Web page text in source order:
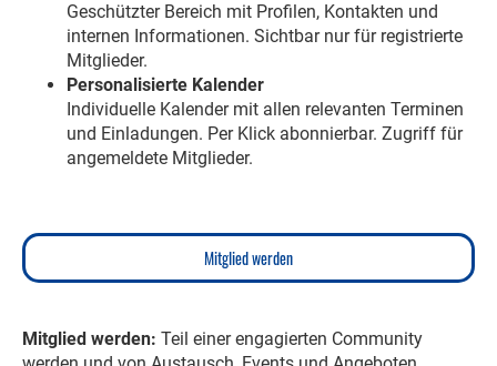
Geschützter Bereich mit Profilen, Kontakten und
internen Informationen. Sichtbar nur für registrierte
Mitglieder.
Personalisierte Kalender
Individuelle Kalender mit allen relevanten Terminen
und Einladungen. Per Klick abonnierbar. Zugriff für
angemeldete Mitglieder.
Mitglied werden
Mitglied werden: Teil einer engagierten Community